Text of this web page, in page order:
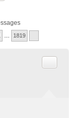
1819